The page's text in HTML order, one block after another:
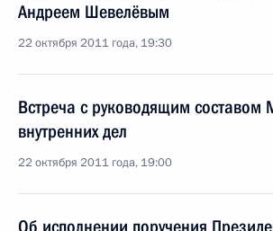
Андреем Шевелёвым
22 октября 2011 года, 19:30
Встреча с руководящим составом
внутренних дел
22 октября 2011 года, 19:00
Об исполнении поручения